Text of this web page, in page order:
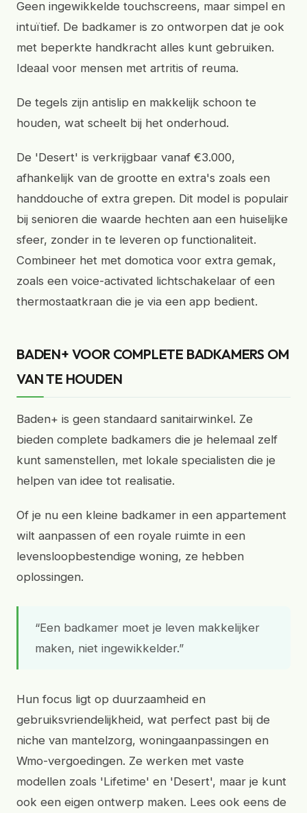
Geen ingewikkelde touchscreens, maar simpel en
intuïtief. De badkamer is zo ontworpen dat je ook
met beperkte handkracht alles kunt gebruiken.
Ideaal voor mensen met artritis of reuma.
De tegels zijn antislip en makkelijk schoon te
houden, wat scheelt bij het onderhoud.
De 'Desert' is verkrijgbaar vanaf €3.000,
afhankelijk van de grootte en extra's zoals een
handdouche of extra grepen. Dit model is populair
bij senioren die waarde hechten aan een huiselijke
sfeer, zonder in te leveren op functionaliteit.
Combineer het met domotica voor extra gemak,
zoals een voice-activated lichtschakelaar of een
thermostaatkraan die je via een app bedient.
BADEN+ VOOR COMPLETE BADKAMERS OM
VAN TE HOUDEN
Baden+ is geen standaard sanitairwinkel. Ze
bieden complete badkamers die je helemaal zelf
kunt samenstellen, met lokale specialisten die je
helpen van idee tot realisatie.
Of je nu een kleine badkamer in een appartement
wilt aanpassen of een royale ruimte in een
levensloopbestendige woning, ze hebben
oplossingen.
“Een badkamer moet je leven makkelijker
maken, niet ingewikkelder.”
Hun focus ligt op duurzaamheid en
gebruiksvriendelijkheid, wat perfect past bij de
niche van mantelzorg, woningaanpassingen en
Wmo-vergoedingen. Ze werken met vaste
modellen zoals 'Lifetime' en 'Desert', maar je kunt
ook een eigen ontwerp maken. Lees ook eens de